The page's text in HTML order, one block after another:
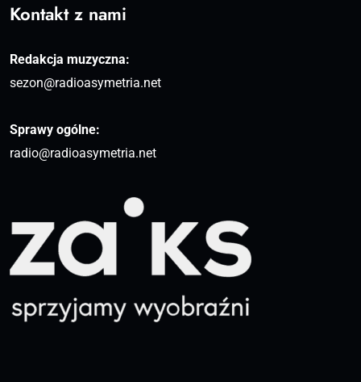
Kontakt z nami
Redakcja muzyczna:
sezon@radioasymetria.net
Sprawy ogólne:
radio@radioasymetria.net